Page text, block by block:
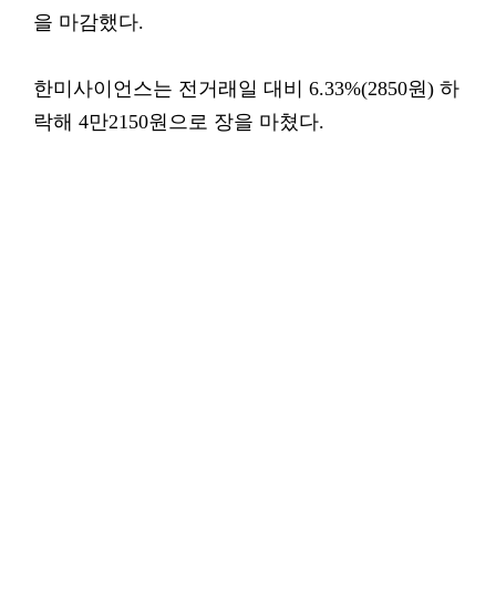
을 마감했다.
한미사이언스는 전거래일 대비 6.33%(2850원) 하
락해 4만2150원으로 장을 마쳤다.